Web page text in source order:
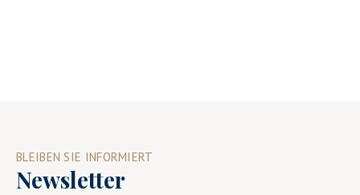
BLEIBEN SIE INFORMIERT
Newsletter